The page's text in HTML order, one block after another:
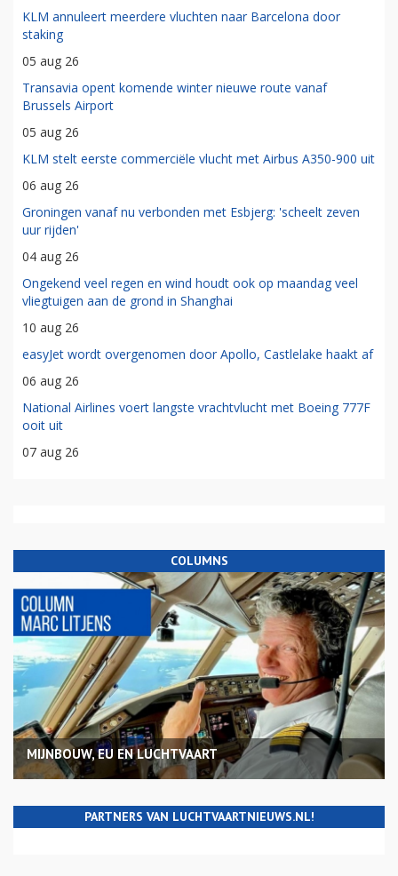
KLM annuleert meerdere vluchten naar Barcelona door
staking
05 aug 26
Transavia opent komende winter nieuwe route vanaf
Brussels Airport
05 aug 26
KLM stelt eerste commerciële vlucht met Airbus A350-900 uit
06 aug 26
Groningen vanaf nu verbonden met Esbjerg: 'scheelt zeven
uur rijden'
04 aug 26
Ongekend veel regen en wind houdt ook op maandag veel
vliegtuigen aan de grond in Shanghai
10 aug 26
easyJet wordt overgenomen door Apollo, Castlelake haakt af
06 aug 26
National Airlines voert langste vrachtvlucht met Boeing 777F
ooit uit
07 aug 26
COLUMNS
MIJNBOUW, EU EN LUCHTVAART
PARTNERS VAN LUCHTVAARTNIEUWS.NL!